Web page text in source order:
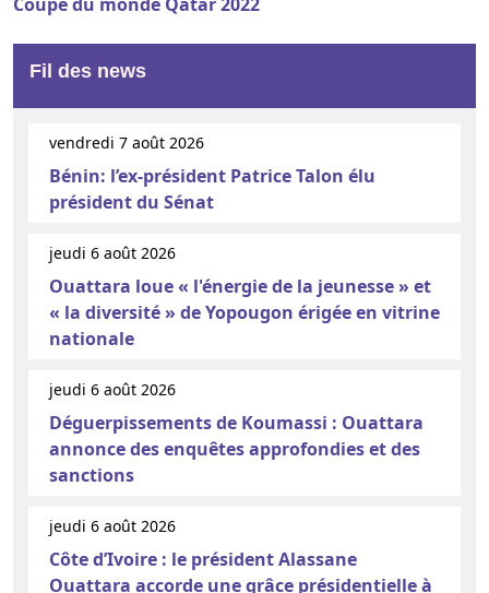
Coupe du monde Qatar 2022
Fil des news
vendredi 7 août 2026
Bénin: l’ex-président Patrice Talon élu
président du Sénat
jeudi 6 août 2026
Ouattara loue « l'énergie de la jeunesse » et
« la diversité » de Yopougon érigée en vitrine
nationale
jeudi 6 août 2026
Déguerpissements de Koumassi : Ouattara
annonce des enquêtes approfondies et des
sanctions
jeudi 6 août 2026
Côte d’Ivoire : le président Alassane
Ouattara accorde une grâce présidentielle à